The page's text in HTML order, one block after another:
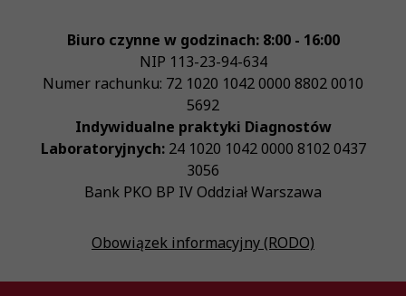
Biuro czynne w godzinach: 8:00 - 16:00
NIP 113-23-94-634
Numer rachunku: 72 1020 1042 0000 8802 0010
5692
Indywidualne praktyki Diagnostów
Laboratoryjnych:24 1020 1042 0000 8102 0437
3056
Bank PKO BP IV Oddział Warszawa
Obowiązek informacyjny (RODO)